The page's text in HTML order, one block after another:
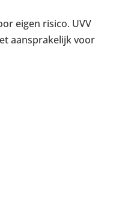
eigen risico. UVV
aansprakelijk voor